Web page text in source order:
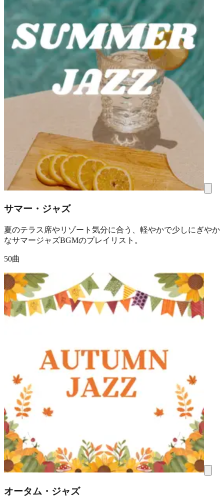
サマー・ジャズ
夏のテラス席やリゾート気分に合う、軽やかで少しにぎやか
なサマージャズBGMのプレイリスト。
50曲
オータム・ジャズ